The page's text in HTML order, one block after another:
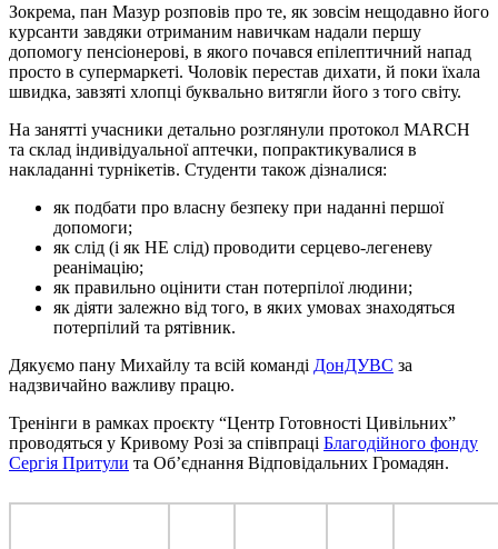
Зокрема, пан Мазур розповів про те, як зовсім нещодавно його
курсанти завдяки отриманим навичкам надали першу
допомогу пенсіонерові, в якого почався епілептичний напад
просто в супермаркеті. Чоловік перестав дихати, й поки їхала
швидка, завзяті хлопці буквально витягли його з того світу.
На занятті учасники детально розглянули протокол MARCH
та склад індивідуальної аптечки, попрактикувалися в
накладанні турнікетів. Студенти також дізналися:
як подбати про власну безпеку при наданні першої
допомоги;
як слід (і як НЕ слід) проводити серцево-легеневу
реанімацію;
як правильно оцінити стан потерпілої людини;
як діяти залежно від того, в яких умовах знаходяться
потерпілий та рятівник.
Дякуємо пану Михайлу та всій команді ДонДУВС за
надзвичайно важливу працю.
Тренінги в рамках проєкту “Центр Готовності Цивільних”
проводяться у Кривому Розі за співпраці Благодійного фонду
Сергія Притули та Об’єднання Відповідальних Громадян.